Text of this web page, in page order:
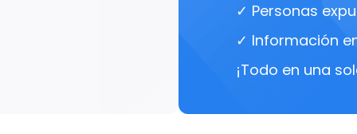
✓ Personas
✓ Información
¡Todo en una